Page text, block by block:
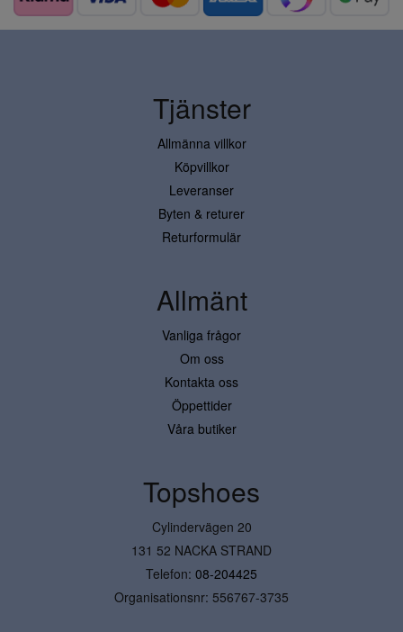
Tjänster
Allmänna villkor
Köpvillkor
Leveranser
Byten & returer
Returformulär
Allmänt
Vanliga frågor
Om oss
Kontakta oss
Öppettider
Våra butiker
Topshoes
Cylindervägen 20
131 52 NACKA STRAND
Telefon: 08-204425
Organisationsnr: 556767-3735